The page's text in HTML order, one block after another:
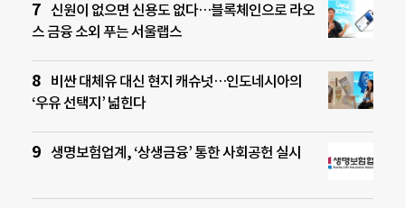
신원이 없으면 신용도 없다…블록체인으로 라오
스 금융 소외 푸는 서울랩스
비싼 대체유 대신 현지 캐슈넛…인도네시아의
‘우유 선택지’ 넓힌다
생명보험업계, ‘상생금융’ 통한 사회공헌 실시